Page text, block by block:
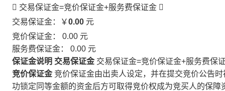
 交易保证金=竞价保证金+服务费保证金 
交易保证金：￥0.00 元
竞价保证金： 0.00 元
服务费保证金： 0.00 元
保证金说明 交易保证金 交易保证金=竞价保证金+服务费保
竞价保证金 竞价保证金由出卖人设定，并在提交竞价公告
功锁定同等金额的资金后方可取得竞价权成为竞买人的保障